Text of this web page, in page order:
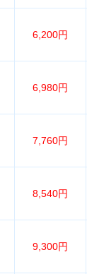
6,200円
6,980円
7,760円
8,540円
9,300円